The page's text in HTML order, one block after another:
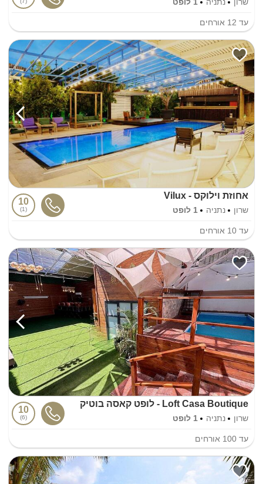
עד 12 אורחים
אחוזת וילוקס - Vilux
שרון נתניה 1 לופט
10
1
עד 10 אורחים
Loft Casa Boutique - לופט קאסה בוטיק
שרון נתניה 1 לופט
10
6
עד 100 אורחים